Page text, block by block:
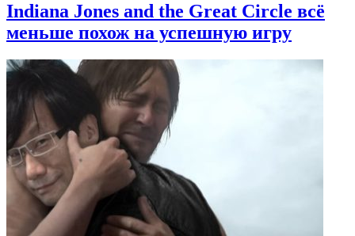
Indiana Jones and the Great Circle всё
меньше похож на успешную игру